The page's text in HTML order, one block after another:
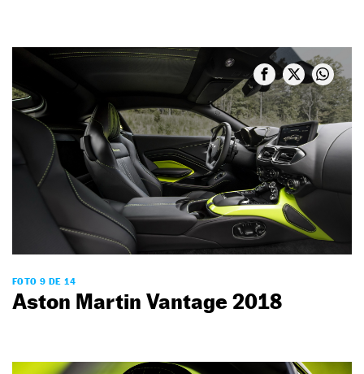
FOTO 9 DE 14
Aston Martin Vantage 2018